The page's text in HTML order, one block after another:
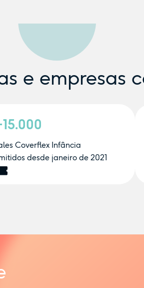
e empresas
Coverflex Infância
desde janeiro de 2021